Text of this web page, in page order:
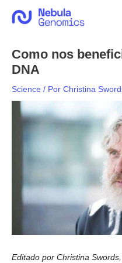
para
Como nos
DNA
Science / Por Christina
Editado por Christina